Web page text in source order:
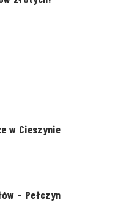
w Cieszynie
– Pełczyn